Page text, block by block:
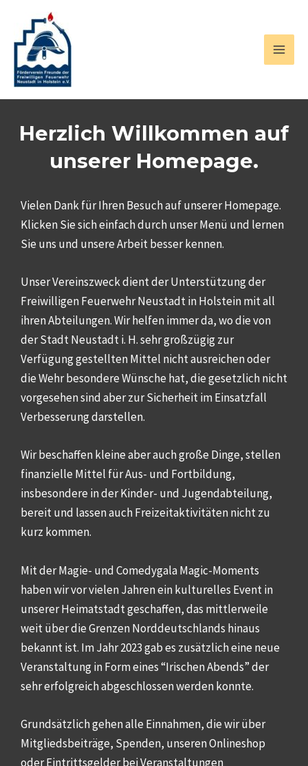
Inhalt
springen
Herzlich Willkommen auf
unserer Homepage.
Vielen Dank für Ihren Besuch auf unserer Homepage.
Klicken Sie sich einfach durch unser Menü und lernen
Sie uns und unsere Arbeit besser kennen.
Unser Vereinszweck dient der Unterstützung der
Freiwilligen Feuerwehr Neustadt in Holstein mit all
ihren Abteilungen. Wir helfen immer da, wo die von
der Stadt Neustadt i. H. sehr großzügig zur
Verfügung gestellten Mittel nicht ausreichen oder
die Wehr besondere Wünsche hat, die gesetzlich nicht
vorgesehen sind aber zur Sicherheit im Einsatzfall
Verbesserung darstellen.
Wir beschaffen kleine aber auch große Dinge, stellen
finanzielle Mittel für Aus- und Fortbildung,
insbesondere in der Kinder- und Jugendabteilung,
bereit und lassen auch Freizeitaktivitäten nicht zu
kurz kommen.
Mit der Magie- und Comedygala Magic-Moments
haben wir vor vielen Jahren ein kulturelles Event in
unserer Heimatstadt geschaffen, das mittlerweile
weit über die Grenzen Norddeutschlands hinaus
bekannt ist. Im Jahr 2023 gab es zusätzlich eine neue
Veranstaltung in Form eines “Irischen Abends” der
sehr erfolgreich abgeschlossen werden konnte.
Grundsätzlich gehen alle Einnahmen, die wir über
Mitgliedsbeiträge, Spenden, unseren Onlineshop
oder Eintrittsgelder bei Veranstaltungen